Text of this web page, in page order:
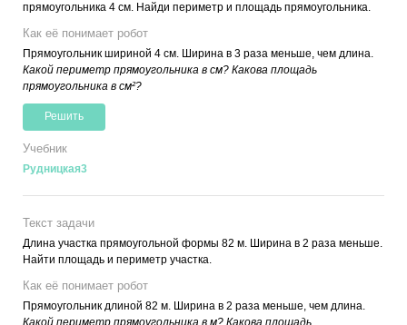
прямоугольника 4 см. Найди периметр и площадь прямоугольника.
Как её понимает робот
Прямоугольник шириной 4 см. Ширина в 3 раза меньше, чем длина.
Какой периметр прямоугольника в см? Какова площадь
прямоугольника в см²?
Решить
Учебник
Рудницкая3
Текст задачи
Длина участка прямоугольной формы 82 м. Ширина в 2 раза меньше.
Найти площадь и периметр участка.
Как её понимает робот
Прямоугольник длиной 82 м. Ширина в 2 раза меньше, чем длина.
Какой периметр прямоугольника в м? Какова площадь